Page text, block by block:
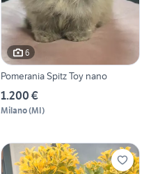
6
Pomerania Spitz Toy nano
1.200 €
Milano(MI)